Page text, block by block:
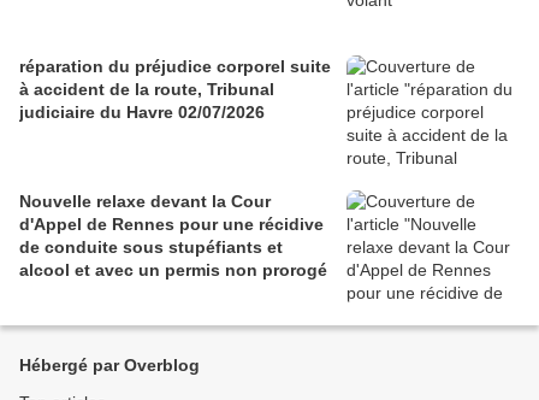
réparation du préjudice corporel suite
à accident de la route, Tribunal
judiciaire du Havre 02/07/2026
Nouvelle relaxe devant la Cour
d'Appel de Rennes pour une récidive
de conduite sous stupéfiants et
alcool et avec un permis non prorogé
Hébergé par Overblog